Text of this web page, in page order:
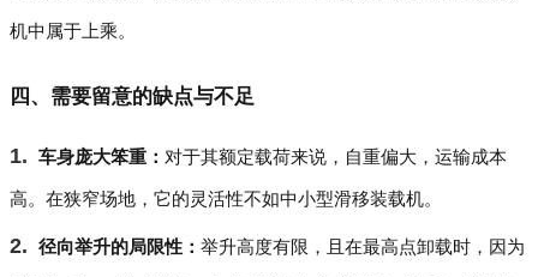
机中属于上乘。
四、需要留意的缺点与不足
车身庞大笨重： 对于其额定载荷来说，自重偏大，运输成本
高。在狭窄场地，它的灵活性不如中小型滑移装载机。
径向举升的局限性： 举升高度有限，且在最高点卸载时，因为